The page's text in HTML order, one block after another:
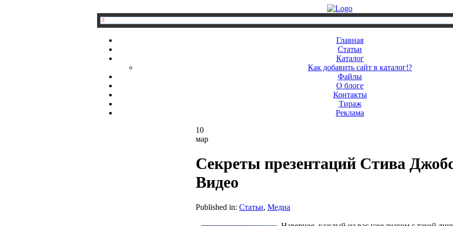
Главная
Статьи
Каталог
Как добавить сайт в каталог!?
Файлы
О блоге
Контакты
Тираж
Реклама
10
мар
Секреты презентаций Стива
Видео
Published in: Статьи, Медиа